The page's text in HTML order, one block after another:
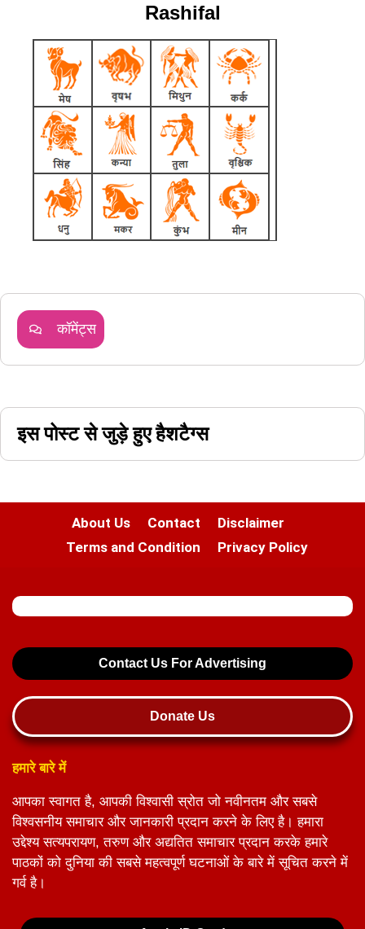
Rashifal
कॉमेंट्स
इस पोस्ट से जुड़े हुए हैशटैग्स
About Us Contact
Disclaimer
Terms and Condition
Privacy Policy
Contact Us For Advertising
Donate Us
हमारे बारे में
आपका स्वागत है, आपकी विश्वासी स्रोत जो नवीनतम और सबसे
विश्वसनीय समाचार और जानकारी प्रदान करने के लिए है। हमारा
उद्देश्य सत्यपरायण, तरुण और अद्यतित समाचार प्रदान करके हमारे
पाठकों को दुनिया की सबसे महत्वपूर्ण घटनाओं के बारे में सूचित करने में
गर्व है।